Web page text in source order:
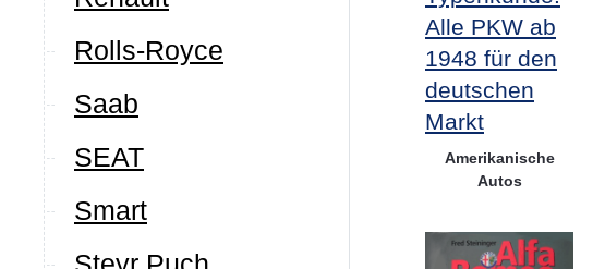
Rolls-Royce
Saab
SEAT
Smart
Alle PKW ab
1948 für den
deutschen
Markt
Amerikanische
Autos